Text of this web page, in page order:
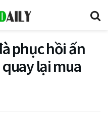
phục hồi ấn
lại mua